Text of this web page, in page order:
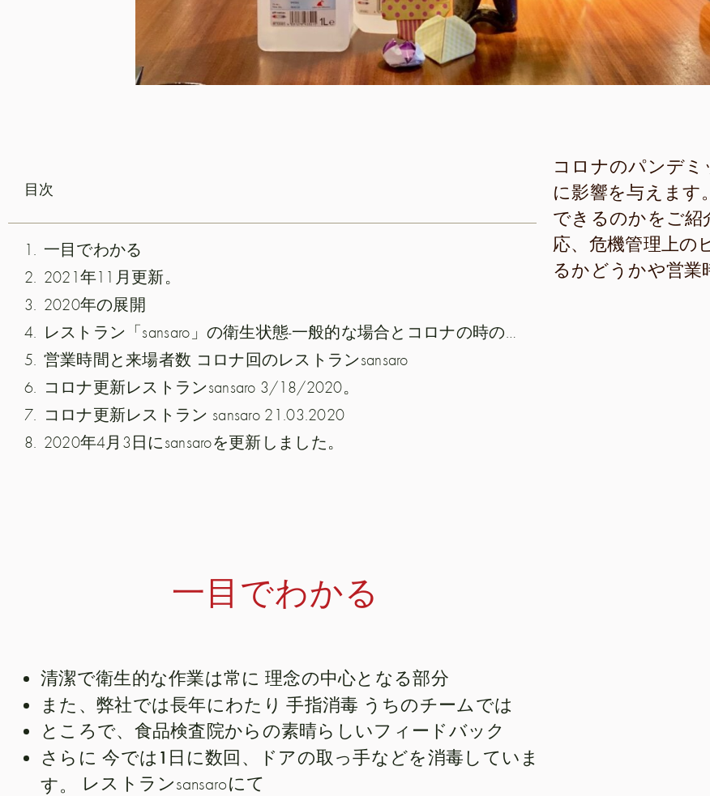
目次
一目でわかる
2021年11月更新。
2020年の展開
レストラン「sansaro」の衛生状態-一般的な場合とコロナの時の場合
営業時間と来場者数 コロナ回のレストランsansaro
コロナ更新レストランsansaro 3/18/2020。
コロナ更新レストラン sansaro 21.03.2020
2020年4月3日にsansaroを更新しました。
コロナのパンデミ
に影響を与えます
できるのかをご紹
応、危機管理上の
るかどうかや営業
一目でわかる
清潔で衛生的な作業は常に 理念の中心となる部分
また、弊社では長年にわたり手指消毒 うちのチームでは
ところで、食品検査院からの素晴らしいフィードバック
さらに 今では1日に数回、ドアの取っ手などを消毒していま
す。
レストランsansaroにて